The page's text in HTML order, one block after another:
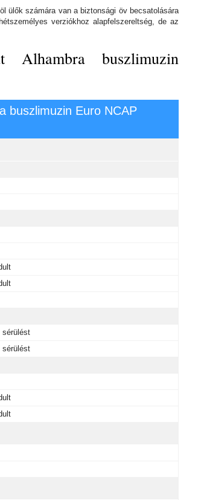
ülők számára van a biztonsági öv becsatolására
verziókhoz alapfelszereltség, de az
Alhambra buszlimuzin
buszlimuzin Euro NCAP
sérülést
sérülést